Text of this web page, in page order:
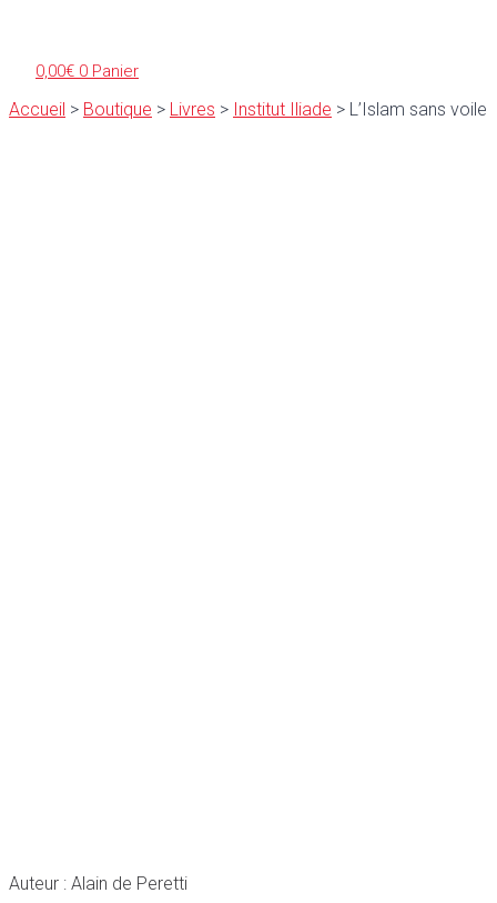
0,00€ 0 Panier
Accueil > Boutique > Livres > Institut Iliade > L’Islam sans voile
Auteur : Alain de Peretti